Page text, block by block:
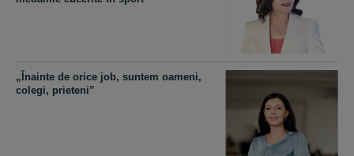
„Înainte de orice job, suntem oameni,
colegi, prieteni”